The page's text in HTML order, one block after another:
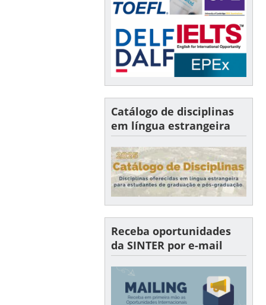
Catálogo de disciplinas
em língua estrangeira
Receba oportunidades
da SINTER por e-mail